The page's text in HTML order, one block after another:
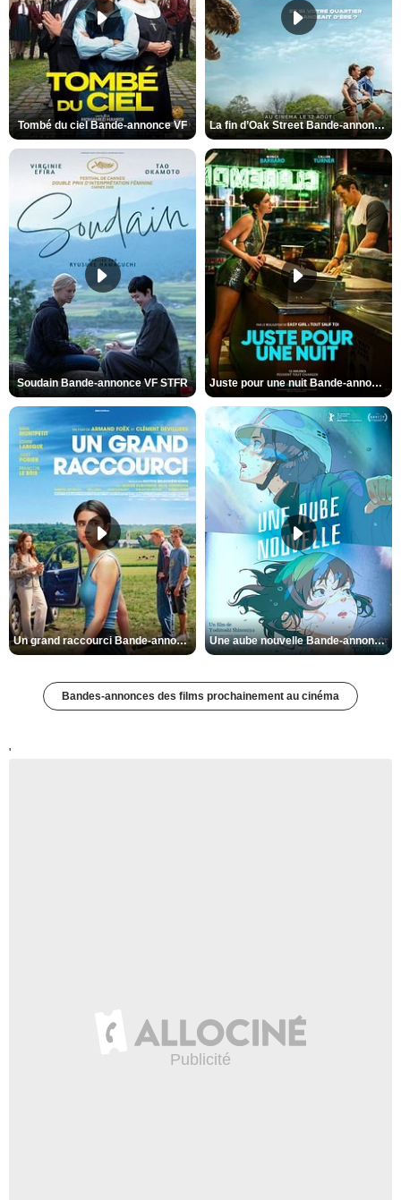
Tombé du ciel Bande-annonce VF La fin d’Oak Street Bande-annonce VO STFR
Soudain Bande-annonce VF STFR Juste pour une nuit Bande-annonce VO STFR
Un grand raccourci Bande-annonce VF Une aube nouvelle Bande-annonce VO STFR
Bandes-annonces des films prochainement au cinéma
'